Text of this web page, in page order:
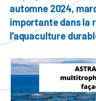
automne 2024,
importante dans la
l'aquaculture